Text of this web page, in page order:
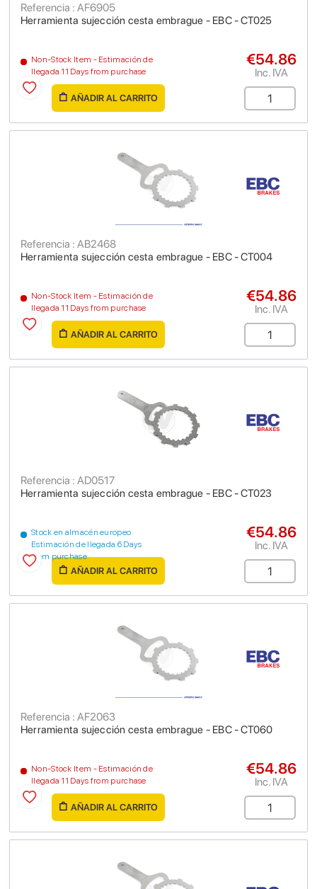
Herramienta sujección cesta embrague - EBC - CT025
Referencia : AF6905
Non-Stock Item - Estimación de
llegada 11 Days from purchase
€54.86
Inc. IVA
AÑADIR AL CARRITO
Herramienta sujección cesta embrague - EBC - CT004
Referencia : AB2468
Non-Stock Item - Estimación de
llegada 11 Days from purchase
€54.86
Inc. IVA
AÑADIR AL CARRITO
Herramienta sujección cesta embrague - EBC - CT023
Referencia : AD0517
Stock en almacén europeo
Estimación de llegada 6 Days
from purchase
€54.86
Inc. IVA
AÑADIR AL CARRITO
Herramienta sujección cesta embrague - EBC - CT060
Referencia : AF2063
Non-Stock Item - Estimación de
llegada 11 Days from purchase
€54.86
Inc. IVA
AÑADIR AL CARRITO